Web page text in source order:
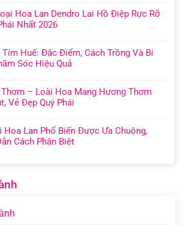
Hoa Lan Dendro Lai Hồ Điệp Rực Rỡ
Nhất 2026
Tím Huế: Đặc Điểm, Cách Trồng Và Bí
Sóc Hiệu Quả
– Loài Hoa Mang Hương Thơm
Vẻ Đẹp Quý Phái
Hoa Lan Phổ Biến Được Ưa Chuộng,
Cách Phân Biệt